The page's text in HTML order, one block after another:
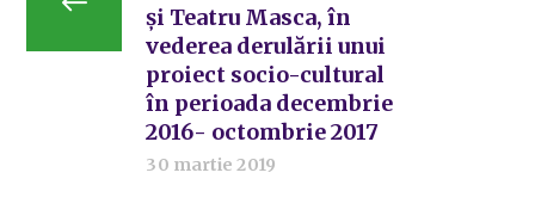
și Teatru Masca, în
vederea derulării unui
proiect socio-cultural
în perioada decembrie
2016- octombrie 2017
30 martie 2019